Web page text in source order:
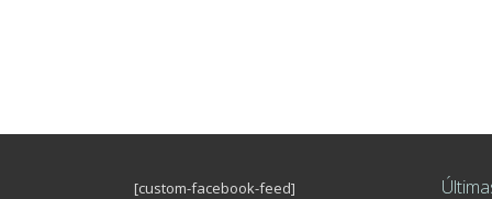
[custom-facebook-feed]